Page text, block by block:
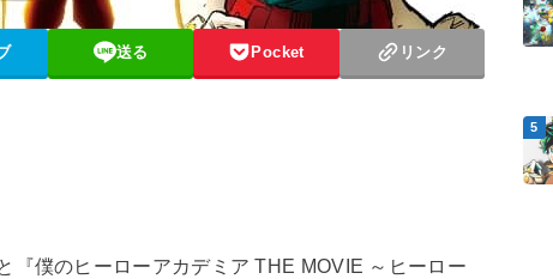
送る Pocket リンク
『僕のヒーローアカデミア THE MOVIE ～ヒーロー